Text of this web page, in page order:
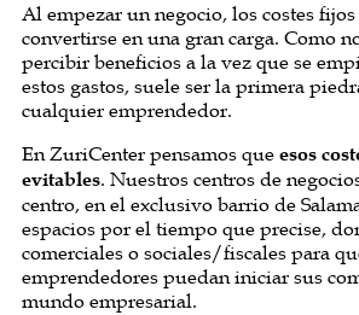
Al empezar un negocio, los costes
convertirse en una gran carga. Como
percibir beneficios a la vez que se
estos gastos, suele ser la primera
cualquier emprendedor.
En ZuriCenter pensamos que esos
evitables. Nuestros centros de
centro, en el exclusivo barrio de
espacios por el tiempo que precise,
comerciales o sociales/fiscales para
emprendedores puedan iniciar sus
mundo empresarial.